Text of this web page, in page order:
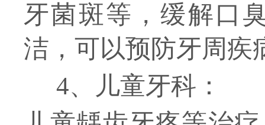
牙菌斑等，缓解口
洁，可以预防牙周疾
4、儿童牙科：